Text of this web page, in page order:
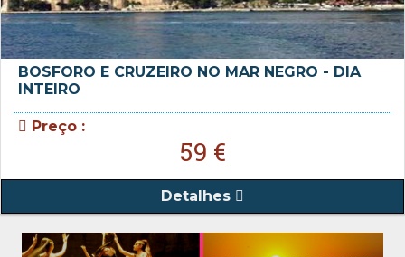
BOSFORO E CRUZEIRO NO MAR NEGRO - DIA
INTEIRO
Preço :
59 €
Detalhes